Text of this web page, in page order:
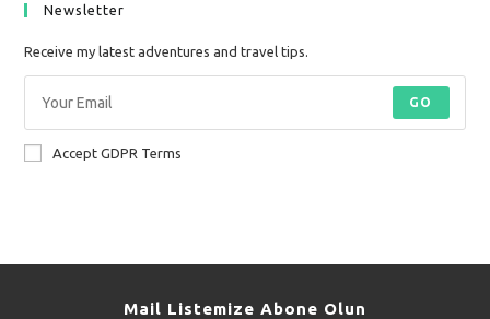
Newsletter
Receive my latest adventures and travel tips.
GO
Accept GDPR Terms
Mail Listemize Abone Olun